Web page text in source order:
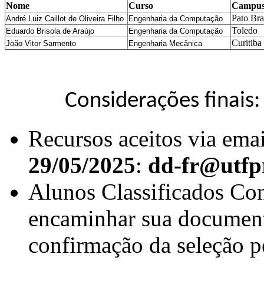
Nome Curso
André Luiz Caillot de Oliveira Filho Engenharia da Computação Pato
Eduardo Brisola de Araújo Engenharia da Computação Toledo
João Vitor Sarmento Engenharia Mecânica Curitiba
Considerações finais:
Recursos aceitos via
29/05/2025: dd-
Alunos Classificados
encaminhar sua
confirmação da seleção